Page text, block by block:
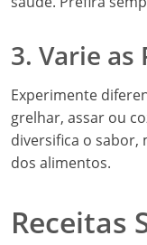
3. Varie as
Experimente
grelhar, assar ou
diversifica o sabor,
dos alimentos.
Receitas